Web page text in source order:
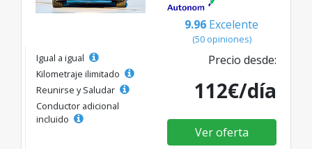
9.96 Excelente
(50 opiniones)
Igual a igual
Kilometraje ilimitado
Reunirse y Saludar
Conductor adicional
incluido
Precio desde:
112€/día
Ver oferta